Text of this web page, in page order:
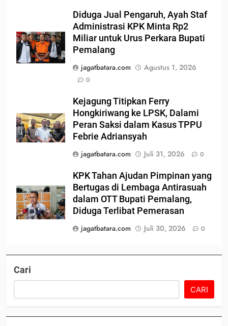
Diduga Jual Pengaruh, Ayah Staf
Administrasi KPK Minta Rp2
Miliar untuk Urus Perkara Bupati
Pemalang
jagatbatara.com
Agustus 1, 2026
0
Kejagung Titipkan Ferry
Hongkiriwang ke LPSK, Dalami
Peran Saksi dalam Kasus TPPU
Febrie Adriansyah
jagatbatara.com
Juli 31, 2026 0
KPK Tahan Ajudan Pimpinan yang
Bertugas di Lembaga Antirasuah
dalam OTT Bupati Pemalang,
Diduga Terlibat Pemerasan
jagatbatara.com
Juli 30, 2026 0
Cari
CARI